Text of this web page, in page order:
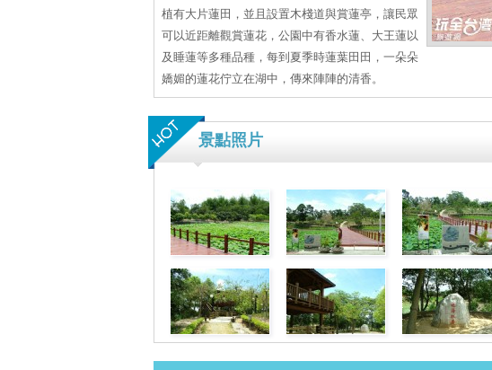
植有大片蓮田，並且設置木棧道與賞蓮亭，讓民眾
可以近距離觀賞蓮花，公園中有香水蓮、大王蓮以
及睡蓮等多種品種，每到夏季時蓮葉田田，一朵朵
嬌媚的蓮花佇立在湖中，傳來陣陣的清香。
景點照片